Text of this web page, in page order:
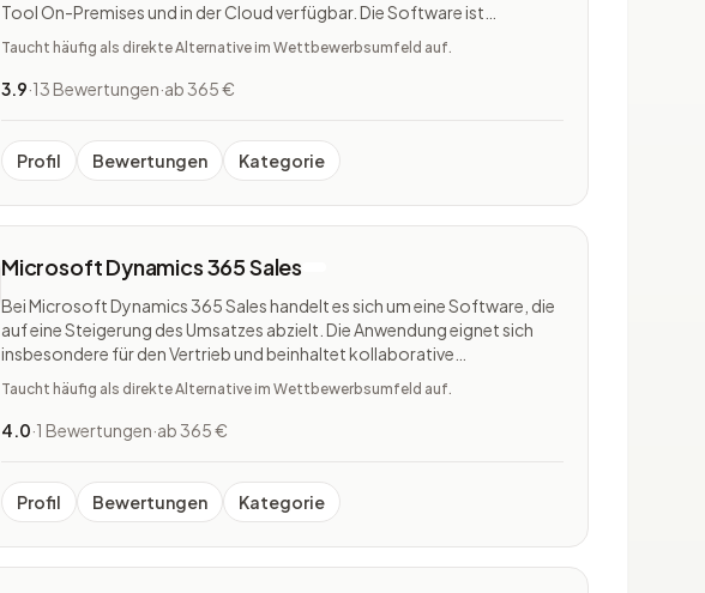
Tool On-Premises und in der Cloud verfügbar. Die Software ist
erweiterbar und kann so optimal in die Betriebsabläufe integriert werden
und abteilungsübergreifend verne
Taucht häufig als direkte Alternative im Wettbewerbsumfeld auf.
3.9·13 Bewertungen·ab 365 €
Profil Bewertungen Kategorie
Microsoft Dynamics 365 Sales
Bei Microsoft Dynamics 365 Sales handelt es sich um eine Software, die
auf eine Steigerung des Umsatzes abzielt. Die Anwendung eignet sich
insbesondere für den Vertrieb und beinhaltet kollaborative
Komponenten. Microsoft Dynamics 365 Sales erleichtert Firmen die
Neukundengewinnung, indem Vertriebsmi
Taucht häufig als direkte Alternative im Wettbewerbsumfeld auf.
4.0·1 Bewertungen·ab 365 €
Profil Bewertungen Kategorie